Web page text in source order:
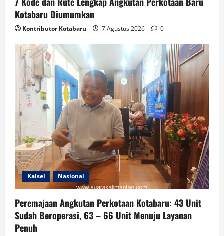
Kotabaru Diumumkan
Kontributor Kotabaru 7 Agustus 2026 0
Kalsel Nasional
Peremajaan Angkutan Perkotaan Kotabaru: 43 Unit
Sudah Beroperasi, 63 – 66 Unit Menuju Layanan
Penuh